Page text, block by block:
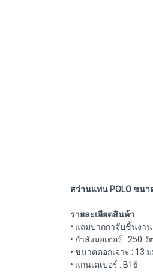
สว่านแท่น POLO ขนา
รายละเอียดสินค้า
• แถมปากกาจับชิ้นงา
• กำลังมอเตอร์ : 250 วั
• ขนาดดอกเจาะ : 13
• แกนเตเปอร์ : B16